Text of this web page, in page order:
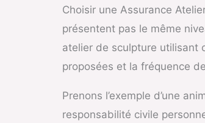
Choisir une Assurance
présentent pas le même
atelier de sculpture utilisant
proposées et la fréquence
Prenons l’exemple d’une
responsabilité civile